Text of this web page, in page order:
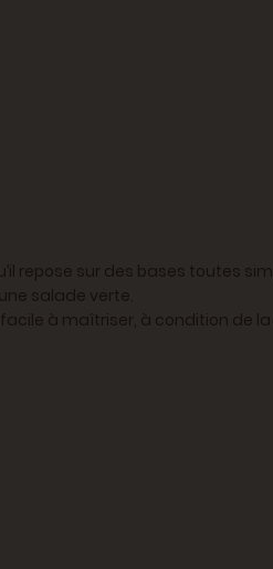
repose sur des bases toutes
salade verte.
à maîtriser, à condition de